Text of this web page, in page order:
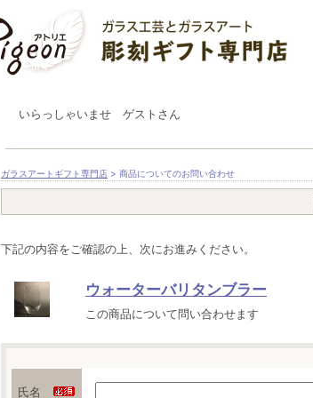
いらっしゃいませ ゲストさん
ガラスアートギフト専門店 > 商品についてのお問い合わせ
下記の内容をご確認の上、次にお進みください。
ウォーターバリタンブラー
この商品について問い合わせます
氏名